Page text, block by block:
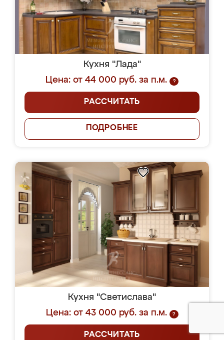
Кухня "Лада"
Цена: от 44 000 руб. за п.м.
?
РАССЧИТАТЬ
ПОДРОБНЕЕ
Кухня "Светислава"
Цена: от 43 000 руб. за п.м.
?
РАССЧИТАТЬ